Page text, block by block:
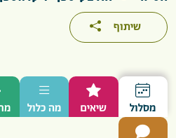
שיתוף
מסלול שיאים מה כלול